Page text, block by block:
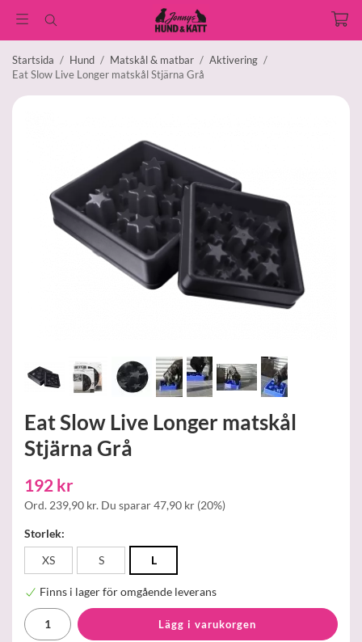
Startsida / Hund / Matskål & matbar / Aktivering /
Eat Slow Live Longer matskål Stjärna Grå
Eat Slow Live Longer matskål
Stjärna Grå
192 kr
Ord. 239,90 kr. Du sparar47,90 kr (20%)
Storlek:
XS
S L
Finns i lager för omgående leverans
Lägg i varukorgen